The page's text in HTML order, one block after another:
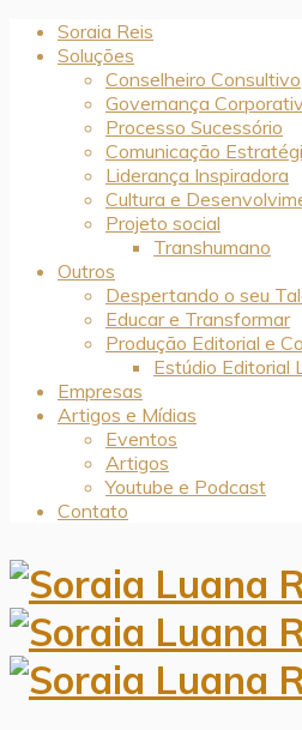
Soraia Reis
Soluções
Conselheiro Consultivo
Governança
Processo Sucessório
Comunicação
Liderança Inspiradora
Cultura e
Projeto social
Transhumano
Outros
Despertando o seu
Educar e Transformar
Produção Editorial e
Estúdio Editorial
Empresas
Artigos e Mídias
Eventos
Artigos
Youtube e Podcast
Contato